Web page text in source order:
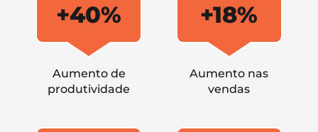
+40%
Aumento de
produtividade
+18%
Aumento nas
vendas